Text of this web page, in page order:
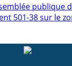
publique
501-38 sur le